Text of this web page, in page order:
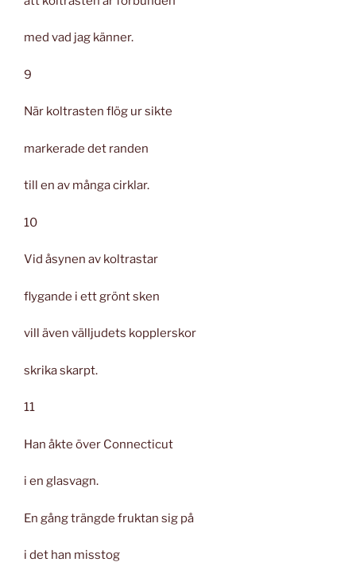
med vad jag känner.
9
När koltrasten flög ur sikte
markerade det randen
till en av många cirklar.
10
Vid åsynen av koltrastar
flygande i ett grönt sken
vill även välljudets kopplerskor
skrika skarpt.
11
Han åkte över Connecticut
i en glasvagn.
En gång trängde fruktan sig på
i det han misstog